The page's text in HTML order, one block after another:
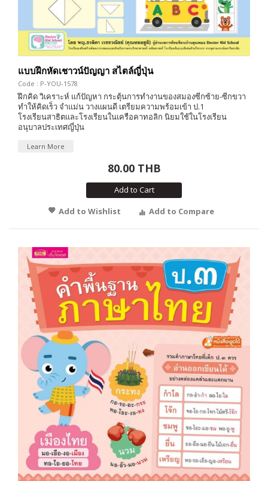
แบบฝึกหัดเชาวน์ปัญญา สไตล์ญี่ปุ่น
Code : P-YOU-1578
ฝึกคิด วิเคราะห์ แก้ปัญหา กระตุ้นการทำงานของสมองซีกซ้าย-ซีกขวา
ทำให้คิดเร็ว จำแม่น วางแผนดี เตรียมความพร้อมเข้า ป.1
โรงเรียนสาธิตและโรงเรียนในเครือคาทอลิก นิยมใช้ในโรงเรียน
อนุบาลประเทศญี่ปุ่น
Learn More
80.00 THB
Add to Cart
Add to Wishlist
Add to Compare